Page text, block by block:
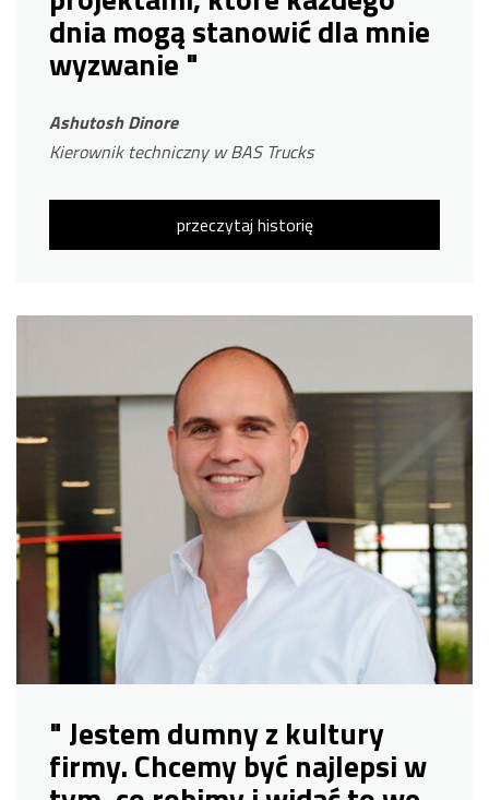
dnia mogą stanowić dla mnie
wyzwanie "
Ashutosh Dinore
Kierownik techniczny w BAS Trucks
przeczytaj historię
" Jestem dumny z kultury
firmy. Chcemy być najlepsi w